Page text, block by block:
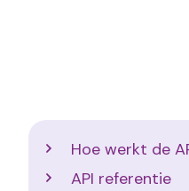
Hoe werkt de
API referentie